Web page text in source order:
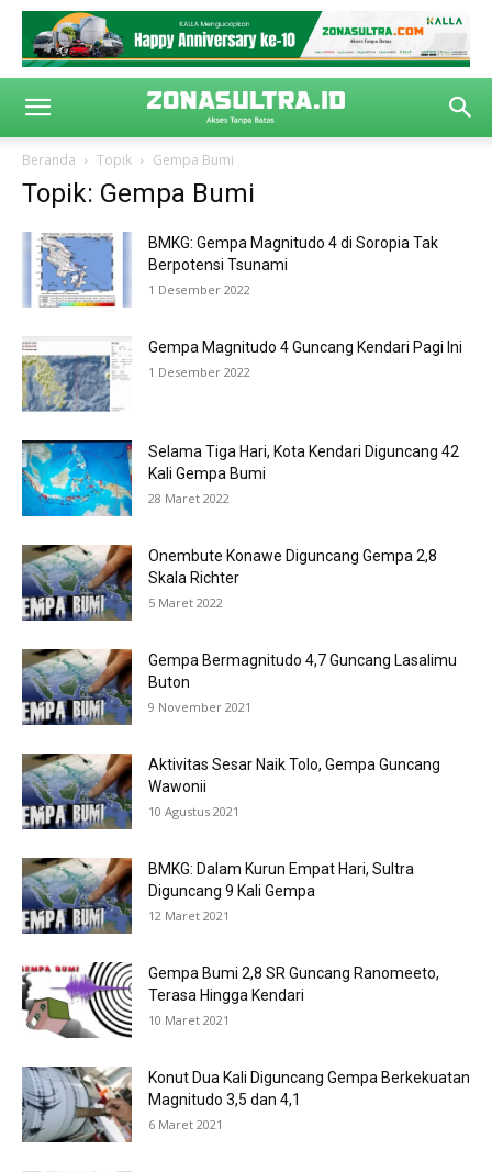
Beranda Topik Gempa Bumi
Topik: Gempa Bumi
BMKG: Gempa Magnitudo 4 di Soropia Tak
Berpotensi Tsunami
1 Desember 2022
Gempa Magnitudo 4 Guncang Kendari Pagi Ini
1 Desember 2022
Selama Tiga Hari, Kota Kendari Diguncang 42
Kali Gempa Bumi
28 Maret 2022
Onembute Konawe Diguncang Gempa 2,8
Skala Richter
5 Maret 2022
Gempa Bermagnitudo 4,7 Guncang Lasalimu
Buton
9 November 2021
Aktivitas Sesar Naik Tolo, Gempa Guncang
Wawonii
10 Agustus 2021
BMKG: Dalam Kurun Empat Hari, Sultra
Diguncang 9 Kali Gempa
12 Maret 2021
Gempa Bumi 2,8 SR Guncang Ranomeeto,
Terasa Hingga Kendari
10 Maret 2021
Konut Dua Kali Diguncang Gempa Berkekuatan
Magnitudo 3,5 dan 4,1
6 Maret 2021